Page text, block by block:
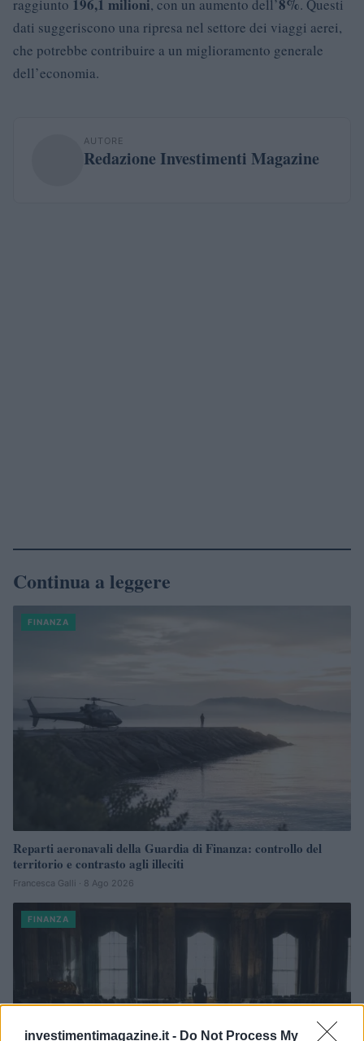
investimentimagazine.it - Do Not Process My
raggiunto 196,1 milioni, con un aumento dell’8%. Questi
dati suggeriscono una ripresa nel settore dei viaggi aerei,
che potrebbe contribuire a un miglioramento generale
dell’economia.
AUTORE
Redazione Investimenti Magazine
Continua a leggere
FINANZA
Reparti aeronavali della Guardia di Finanza: controllo del
territorio e contrasto agli illeciti
Francesca Galli · 8 Ago 2026
FINANZA